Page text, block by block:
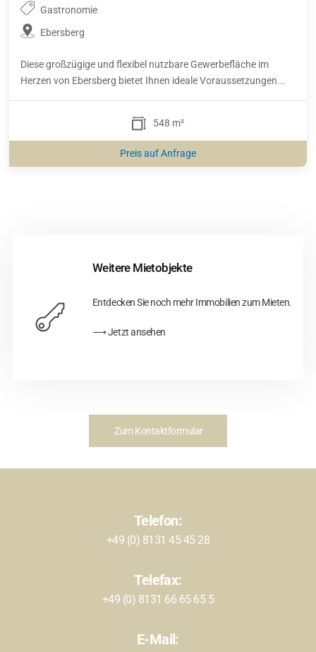
Gastronomie
Ebersberg
Diese großzügige und flexibel nutzbare Gewerbefläche im
Herzen von Ebersberg bietet Ihnen ideale Voraussetzungen...
548 m²
Preis auf Anfrage
Weitere Mietobjekte
Entdecken Sie noch mehr Immobilien zum Mieten.
⟶ Jetzt ansehen
Zum Kontaktformular
Telefon:
+49 (0) 8131 45 45 28
Telefax:
+49 (0) 8131 66 65 65 5
E-Mail: